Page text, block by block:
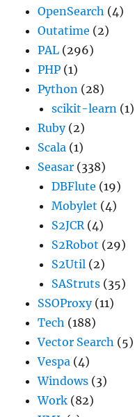
OpenSearch (4)
Outatime (2)
PAL (296)
PHP (1)
Python (28)
scikit-learn (1)
Ruby(2)
Scala (1)
Seasar (338)
DBFlute (19)
Mobylet (4)
S2JCR(4)
S2Robot (29)
S2Util (2)
SAStruts (35)
SSOProxy(11)
Tech (188)
Vector Search (5)
Vespa (4)
Windows (3)
Work (82)